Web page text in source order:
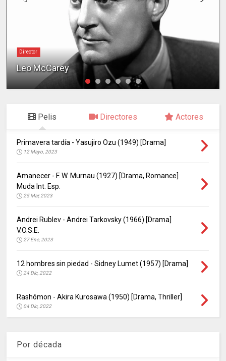
Director
Leo McCarey
Pelis Directores Actores
Primavera tardía - Yasujiro Ozu (1949) [Drama]
12 Mayo, 2023
Amanecer - F. W. Murnau (1927) [Drama, Romance]
Muda Int. Esp.
25 Mar, 2023
Andrei Rublev - Andrei Tarkovsky (1966) [Drama]
V.O.S.E.
27 Ene, 2023
12 hombres sin piedad - Sidney Lumet (1957) [Drama]
24 Dic, 2022
Rashômon - Akira Kurosawa (1950) [Drama, Thriller]
04 Dic, 2022
Por década